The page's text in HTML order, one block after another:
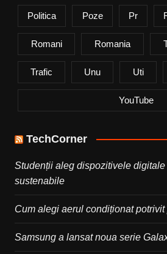
Politica Poze Pr
Romani Romania
Trafic Unu Uti
YouTube
TechCorner
Studenții aleg dispozitivele digitale
sustenabile
Cum alegi aerul condiționat potrivit
Samsung a lansat noua serie